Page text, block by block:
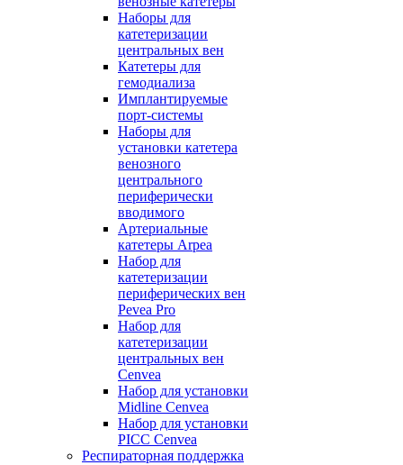
Наборы для
катетеризации
центральных вен
Катетеры для
гемодиализа
Имплантируемые
порт‑системы
Наборы для
установки катетера
венозного
центрального
периферически
вводимого
Артериальные
катетеры Arpea
Набор для
катетеризации
периферических вен
Pevea Pro
Набор для
катетеризации
центральных вен
Cenvea
Набор для установки
Midline Cenvea
Набор для установки
PICC Cenvea
Респираторная поддержка